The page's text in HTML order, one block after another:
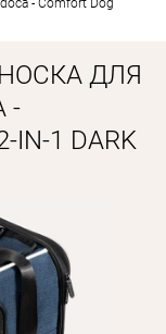
- Comfort Dog
ДЛЯ
-
IN-1 DARK